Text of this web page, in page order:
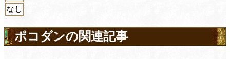
なし
ポコダンの関連記事